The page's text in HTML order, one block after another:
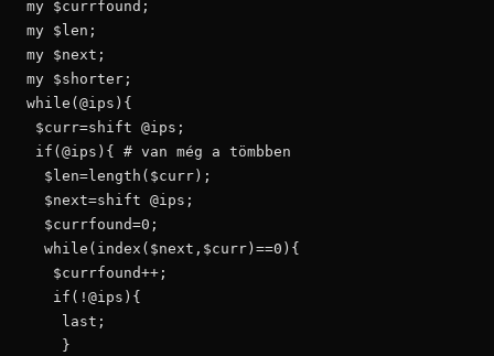
my $currfound;
my $len;
my $next;
my $shorter;
while(@ips){
  $curr=shift @ips;
  if(@ips){ # van még a tömbben
   $len=length($curr);
   $next=shift @ips;
   $currfound=0;
   while(index($next,$curr)==0){
    $currfound++;
    if(!@ips){
     last;
     }